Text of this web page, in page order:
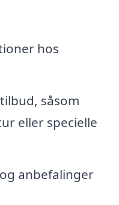
hos
såsom
eller specielle
anbefalinger